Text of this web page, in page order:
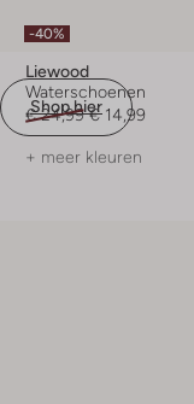
Shop hier
-40%
Liewood
Waterschoenen
€ 24,99 € 14,99
+ meer kleuren